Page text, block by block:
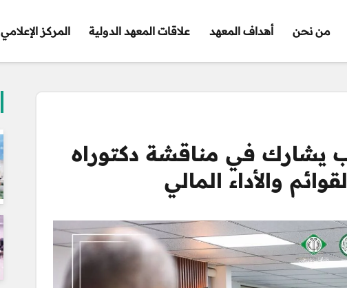
من نحن أهداف المعهد علاقات المعهد الدولية المركز الإعلامي
يشارك في مناقشة دكتوراه